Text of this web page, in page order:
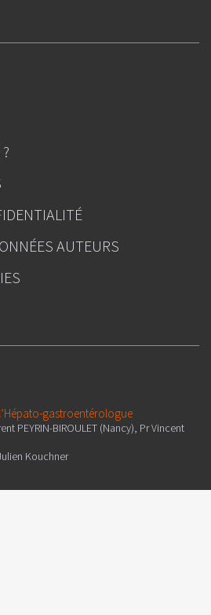
gastroentérologue
PEYRIN-BIROULET (Nancy), Pr Vincent
Kouchner
AUTEURS